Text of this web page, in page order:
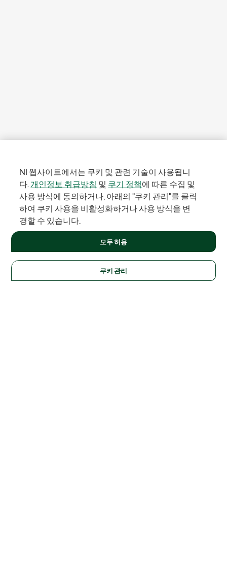
NI 웹사이트에서는 쿠키 및 관련 기술이 사용됩니
다.개인정보 취급방침 및 쿠기 정책에 따른 수집 및
사용 방식에 동의하거나, 아래의 "쿠키 관리"를 클릭
하여 쿠키 사용을 비활성화하거나 사용 방식을 변
경할 수 있습니다.
쿠키 관리
모두 허용